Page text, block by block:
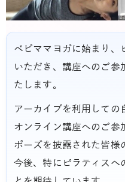
ベビママヨガに始まり、
いただき、講座へのご参
たします。
アーカイブを利用しての
オンライン講座へのご参
ポーズを披露された皆様
今後、特にピラティスへ